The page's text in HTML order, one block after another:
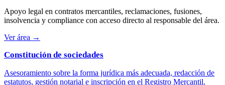
Apoyo legal en contratos mercantiles, reclamaciones, fusiones,
insolvencia y compliance con acceso directo al responsable del área.
Ver área →
Constitución de sociedades
Asesoramiento sobre la forma jurídica más adecuada, redacción de
estatutos, gestión notarial e inscripción en el Registro Mercantil.